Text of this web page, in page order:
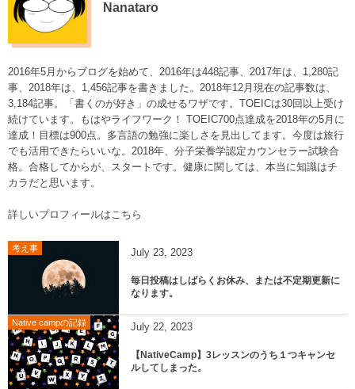
Nanataro
2016年5月からブログを始めて、2016年は448記事、2017年は、1,280記
事、2018年は、1,456記事を書きました。2018年12月現在の記事数は、
3,184記事。「書くのが好き」の成せるワザです。TOEICは30回以上受け
続けています。もはやライフワーク！ TOEIC700点達成を2018年の5月に
達成！目標は900点。多言語の勉強に楽しさを見出してます。今度は旅行
でも活用できたらいいな。2018年、分子栄養学認定カウンセラー試験合
格。合格してからが、スタートです。健康に関しては、本当に知識はチ
カラだと思います。
詳しいプロフィールはこちら
考え事 July 23, 2023
毎日投稿はしばらくお休み、または不定期更新に
なります。
Native campの記録 July 22, 2023
【NativeCamp】3レッスンのうち１つキャンセ
ルしてしまった。